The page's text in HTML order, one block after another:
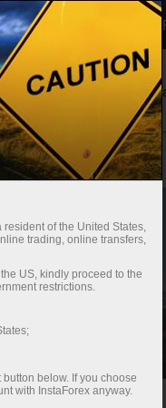
Déposer
Campagnes
of the United States,
trading, online transfers,
US, kindly proceed to the
restrictions.
below. If you choose
with InstaForex anyway.